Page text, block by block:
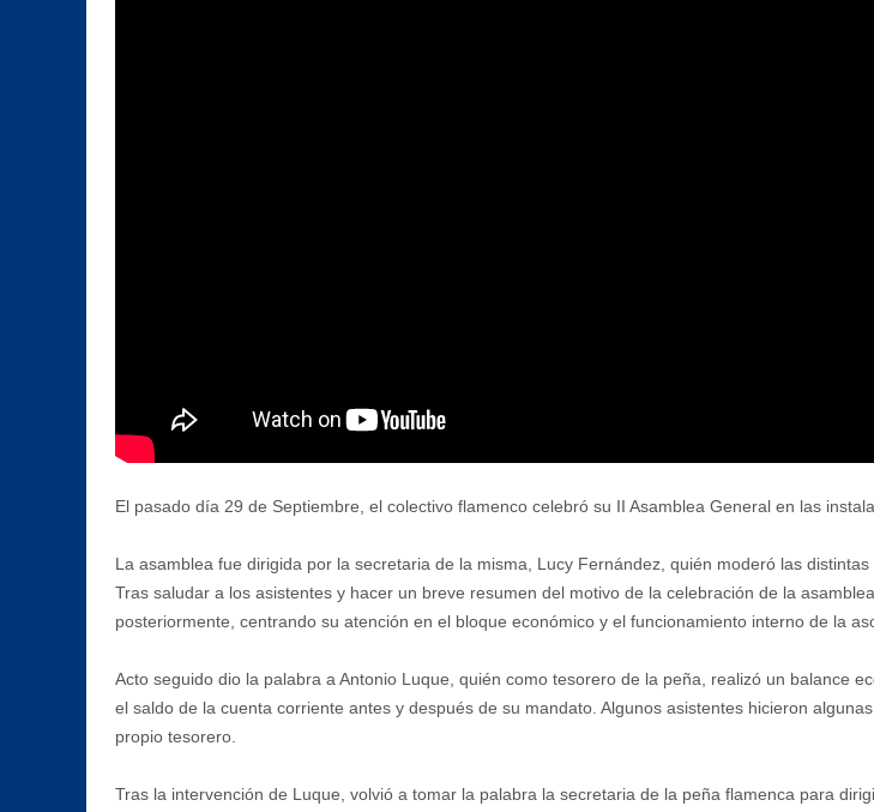
El pasado día 29 de Septiembre, el colectivo flamenco celebró su II Asamblea General en las
La asamblea fue dirigida por la secretaria de la misma, Lucy Fernández, quién moderó las
Tras saludar a los asistentes y hacer un breve resumen del motivo de la celebración de la
posteriormente, centrando su atención en el bloque económico y el funcionamiento interno de la
Acto seguido dio la palabra a Antonio Luque, quién como tesorero de la peña, realizó un balance
el saldo de la cuenta corriente antes y después de su mandato. Algunos asistentes hicieron
propio tesorero.
Tras la intervención de Luque, volvió a tomar la palabra la secretaria de la peña flamenca para